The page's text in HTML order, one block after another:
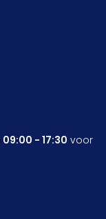
09:00 - 17:30 voor